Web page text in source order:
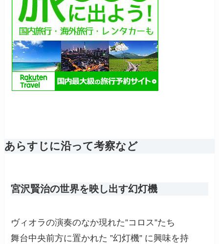
あらすじに沿って考察など
宮沢賢治の世界を映し出す幻灯機
ヴィオラの演奏のなか現れた”コロス”たち
舞台中央前方に置かれた ”幻灯機” に興味を持